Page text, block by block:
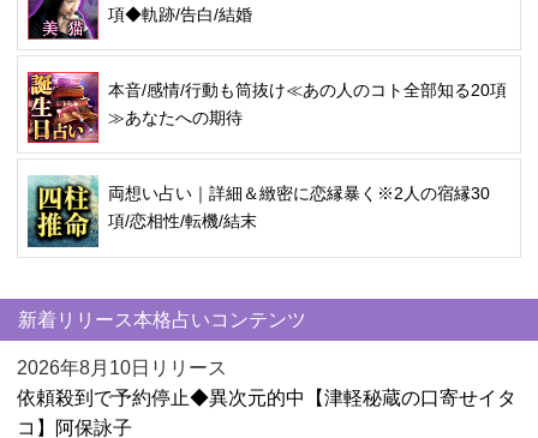
項◆軌跡/告白/結婚
本音/感情/行動も筒抜け≪あの人のコト全部知る20項
≫あなたへの期待
両想い占い｜詳細＆緻密に恋縁暴く※2人の宿縁30
項/恋相性/転機/結末
新着リリース本格占いコンテンツ
2026年8月10日リリース
依頼殺到で予約停止◆異次元的中【津軽秘蔵の口寄せイタ
コ】阿保詠子